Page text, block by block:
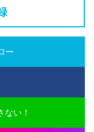
ー
い！